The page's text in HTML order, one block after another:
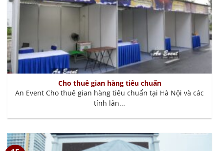
Cho thuê gian hàng tiêu chuẩn
An Event Cho thuê gian hàng tiêu chuẩn tại Hà Nội và các
tỉnh lân...